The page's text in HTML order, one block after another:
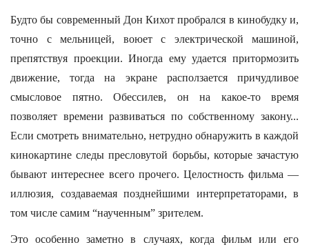
Будто бы современный Дон Кихот пробрался в кинобудку и,
точно с мельницей, воюет с электрической машиной,
препятствуя проекции. Иногда ему удается притормозить
движение, тогда на экране расползается причудливое
смысловое пятно. Обессилев, он на какое-то время
позволяет времени развиваться по собственному закону...
Если смотреть внимательно, нетрудно обнаружить в каждой
кинокартине следы пресловутой борьбы, которые зачастую
бывают интереснее всего прочего. Целостность фильма —
иллюзия, создаваемая позднейшими интерпретаторами, в
том числе самим “наученным” зрителем.
Это особенно заметно в случаях, когда фильм или его